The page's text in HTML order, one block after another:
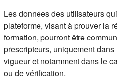
Les données des utilisateurs
plateforme, visant à prouver la
formation, pourront être
prescripteurs, uniquement
vigueur et notamment dans le
ou de vérification.